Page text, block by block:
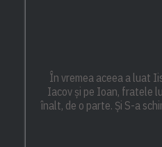
În vremea aceea a luat
Iacov și pe Ioan, fratele
înalt, de o parte. Și S-a